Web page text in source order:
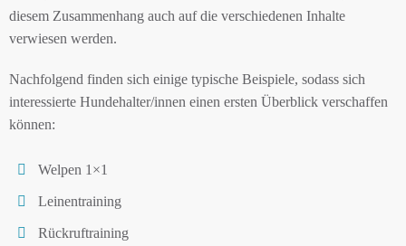
diesem Zusammenhang auch auf die verschiedenen Inhalte
verwiesen werden.
Nachfolgend finden sich einige typische Beispiele, sodass sich
interessierte Hundehalter/innen einen ersten Überblick verschaffen
können:
Welpen 1×1
Leinentraining
Rückruftraining